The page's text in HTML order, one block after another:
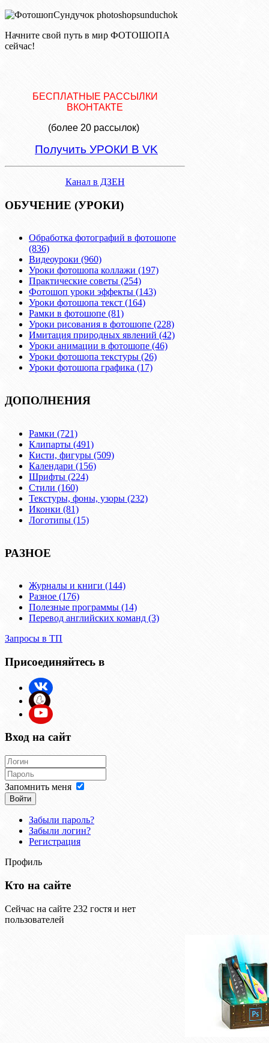
Начните свой путь в мир ФОТОШОПА
сейчас!
БЕСПЛАТНЫЕ РАССЫЛКИ
ВКОНТАКТЕ
(более 20 рассылок)
Получить УРОКИ В VK
Канал в ДЗЕН
ОБУЧЕНИЕ (УРОКИ)
Обработка фотографий в фотошопе
(836)
Видеоуроки (960)
Уроки фотошопа коллажи (197)
Практические советы (254)
Фотошоп уроки эффекты (143)
Уроки фотошопа текст (164)
Рамки в фотошопе (81)
Уроки рисования в фотошопе (228)
Имитация природных явлений (42)
Уроки анимации в фотошопе (46)
Уроки фотошопа текстуры (26)
Уроки фотошопа графика (17)
ДОПОЛНЕНИЯ
Рамки (721)
Клипарты (491)
Кисти, фигуры (509)
Календари (156)
Шрифты (224)
Стили (160)
Текстуры, фоны, узоры (232)
Иконки (81)
Логотипы (15)
РАЗНОЕ
Журналы и книги (144)
Разное (176)
Полезные программы (14)
Перевод английских команд (3)
Запросы в ТП
Присоединяйтесь в
Вход на сайт
Запомнить меня
Войти
Забыли пароль?
Забыли логин?
Регистрация
Профиль
Кто на сайте
Сейчас на сайте 232 гостя и нет
пользователей